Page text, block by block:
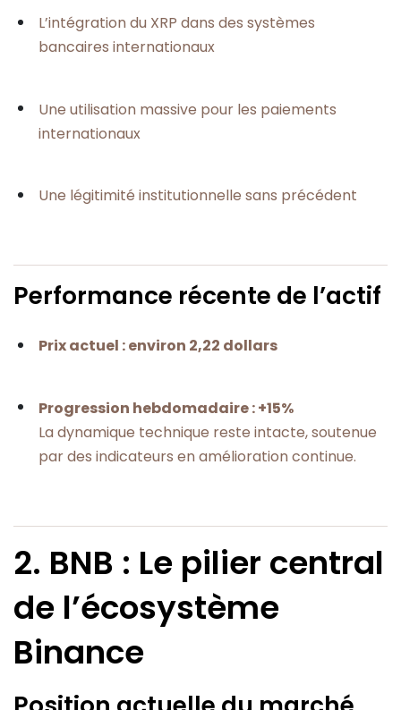
L’intégration du XRP dans des systèmes
bancaires internationaux
Une utilisation massive pour les paiements
internationaux
Une légitimité institutionnelle sans précédent
Performance récente de l’actif
Prix actuel : environ 2,22 dollars
Progression hebdomadaire : +15%
La dynamique technique reste intacte, soutenue
par des indicateurs en amélioration continue.
2. BNB : Le pilier central
de l’écosystème
Binance